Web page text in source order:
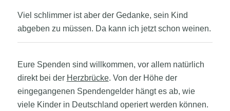
Viel schlimmer ist aber der Gedanke, sein Kind
abgeben zu müssen. Da kann ich jetzt schon weinen.
Eure Spenden sind willkommen, vor allem natürlich
direkt bei der Herzbrücke. Von der Höhe der
eingegangenen Spendengelder hängt es ab, wie
viele Kinder in Deutschland operiert werden können.